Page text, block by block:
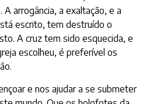
arrogância, a exaltação, e a
escrito, tem destruído o
A cruz tem sido esquecida, e
escolheu, é preferível os
e nos ajudar a se submeter